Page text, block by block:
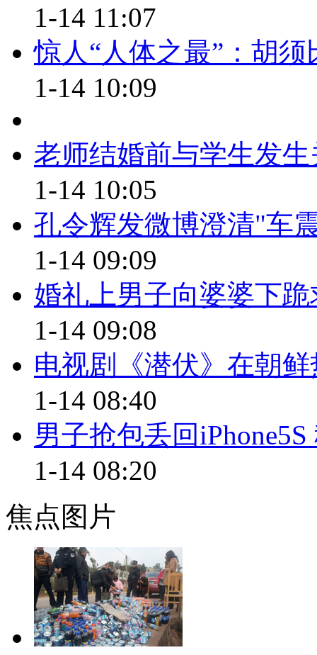
网友感叹：抢票软件已经过时
尺，魔高一丈”，虽然12306一
抗。究竟是黄牛太厉害，还是
一个放心丸？
标题： 12306何时放下 “架子
【解说】近日，央视曝光了“
票，甚至短短十分钟内抢到
仅1月6日一天，该公司浏览器帮
算，平均每十分钟就能帮用户
高于黄牛。
【同期】某互联网公司 技术
首先说十分钟刷一千多张票
【解说】对于媒体质疑抢票
12306比喻成火车站的多个售票
排队买票的人，遵守规则不会
户查询，通知用户买票。其目
且最新版上线的12306网站本身
【同期】某互联网公司 技术
这次12月6号 12306正式上线
能已经成为12306官方带的功能
1-14 11:07
惊人“人体之最”：胡
1-14 10:09
老师结婚前与学生发
1-14 10:05
孔令辉发微博澄清"车
1-14 09:09
婚礼上男子向婆婆下
1-14 09:08
电视剧《潜伏》在朝
1-14 08:40
男子抢包丢回
1-14 08:20
焦点图片